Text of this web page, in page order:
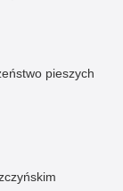
pieszych